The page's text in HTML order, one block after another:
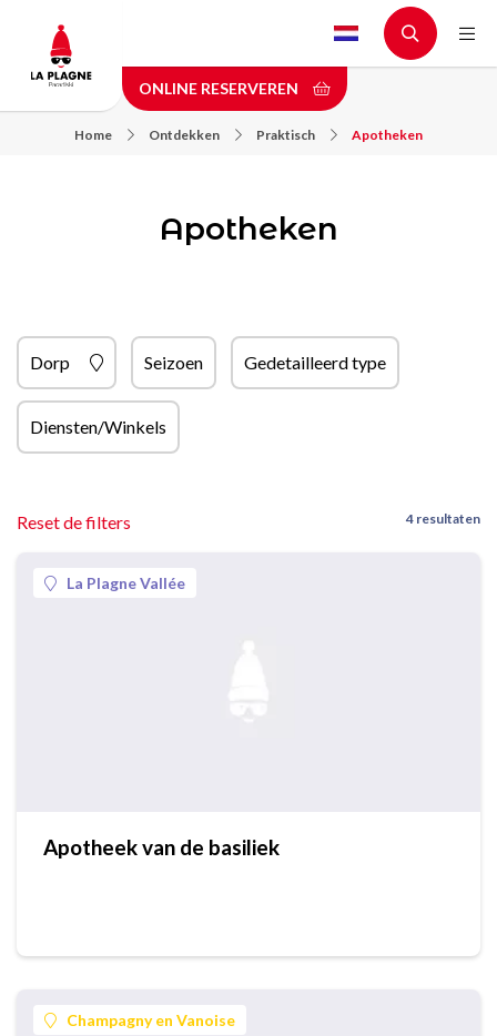
main
content
ONLINE RESERVEREN
Home Ontdekken Praktisch Apotheken
Apotheken
Dorp Seizoen Gedetailleerd type
Diensten/Winkels
Reset de filters 4 resultaten
La Plagne Vallée
Apotheek van de basiliek
Champagny en Vanoise